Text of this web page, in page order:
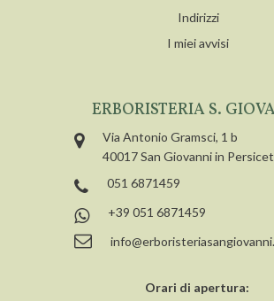
Indirizzi
I miei avvisi
ERBORISTERIA S.
Via Antonio Gramsci, 1 b
40017 San Giovanni in
051 6871459
+39 051 6871459
Orari di apertura: